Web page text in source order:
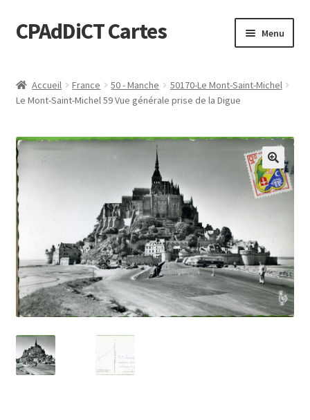
Aller
à
navigation
Aller
au
CPAdDiCT Cartes Menu
Panier
Accueil France 50 - Manche
50170-Le Mont-Saint-Michel
Le Mont-Saint-Michel 59 Vue générale prise de la Digue